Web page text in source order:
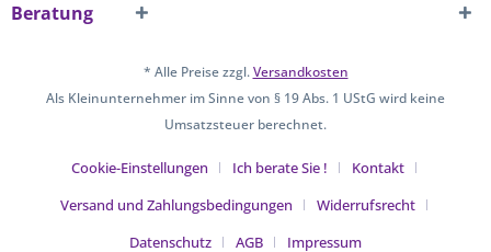
Beratung
* Alle Preise zzgl.Versandkosten
Als Kleinunternehmer im Sinne von § 19 Abs. 1 UStG wird keine
Umsatzsteuer berechnet.
Cookie-Einstellungen Ich berate Sie !
Kontakt
Versand und Zahlungsbedingungen
Widerrufsrecht
Datenschutz
AGB Impressum